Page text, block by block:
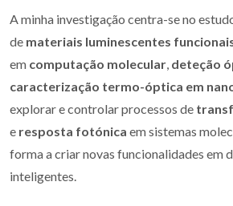
A minha investigação centra-se no
de materiais luminescentes
em computação molecular, deteção
caracterização termo-óptica em
explorar e controlar processos de
e resposta fotónica em sistemas
forma a criar novas funcionalidades em
inteligentes.